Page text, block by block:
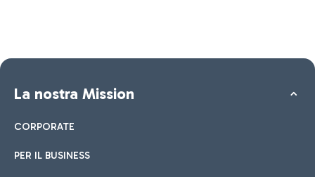
La nostra Mission
CORPORATE
PER IL BUSINESS